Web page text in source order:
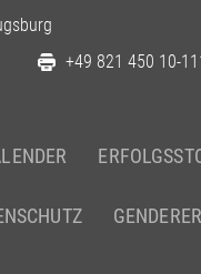
+49 821 450 10-